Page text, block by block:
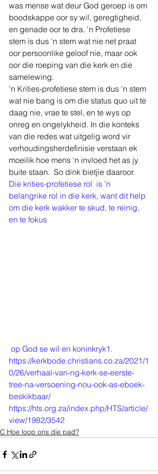
was mense wat deur God geroep is om
boodskappe oor sy wil, geregtigheid,
en genade oor te dra. 'n Profetiese
stem is dus 'n stem wat nie net praat
oor persoonlike geloof nie, maar ook
oor die roeping van die kerk en die
samelewing.
'n Krities-profetiese stem is dus 'n stem
wat nie bang is om die status quo uit te
daag nie, vrae te stel, en te wys op
onreg en ongelykheid. In die konteks
van die redes wat uitgelig word vir
verhoudingsherdefinisie verstaan ek
moeilik hoe mens 'n invloed het as jy
buite staan.  So dink bietjie daaroor.
Die krities-profetiese rol  is 'n
belangrike rol in die kerk, want dit help
om die kerk wakker te skud, te reinig,
en te fokus
op God se wil en koninkryk1 .
https://kerkbode.christians.co.za/2021/1
0/26/verhaal-van-ng-kerk-se-eerste-
tree-na-versoening-nou-ook-as-eboek-
beskikbaar/
https://hts.org.za/index.php/HTS/article/
view/1982/3542
C Hoe loop ons die pad?